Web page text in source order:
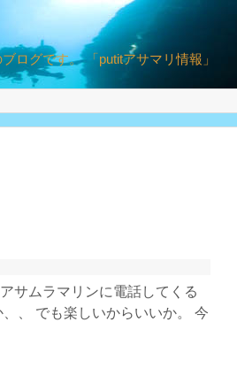
ログです。 「putitアサマリ情報」
サムラマリンに電話してくる
、 でも楽しいからいいか。 今